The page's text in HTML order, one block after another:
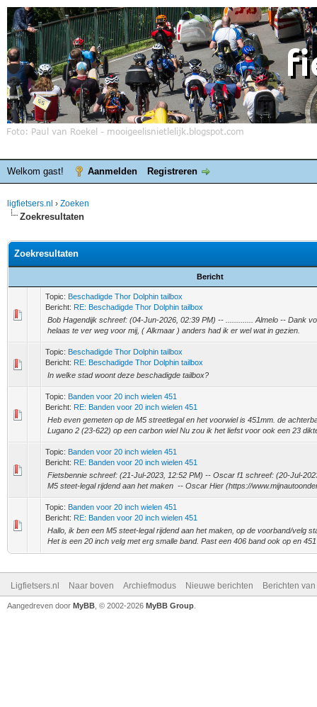
Welkom gast! Aanmelden Registreren
ligfietsers.nl › Zoeken
Zoekresultaten
Zoekresultaten
Bericht
Topic: Beschadigde Thor Dolphin tailbox
Bericht: RE: Beschadigde Thor Dolphin tailbox
Bob Hagendijk schreef: (04-Jun-2026, 02:39 PM) -- ............. Almelo -- Dank
helaas te ver weg voor mij, ( Alkmaar ) anders had ik er wel wat in gezien.
Topic: Beschadigde Thor Dolphin tailbox
Bericht: RE: Beschadigde Thor Dolphin tailbox
In welke stad woont deze beschadigde tailbox?
Topic: Banden voor 20 inch wielen 451
Bericht: RE: Banden voor 20 inch wielen 451
Heb even gemeten op de M5 streetlegal en het voorwiel is 451mm. de
Lugano 2 (23-622) op een carbon wiel Nu zou ik het liefst voor ook een 23
Topic: Banden voor 20 inch wielen 451
Bericht: RE: Banden voor 20 inch wielen 451
Fietsbennie schreef: (21-Jul-2023, 12:52 PM) -- Oscar f1 schreef: (20-Jul-
M5 steet-legal rijdend aan het maken -- Oscar Hier (https://
Topic: Banden voor 20 inch wielen 451
Bericht: RE: Banden voor 20 inch wielen 451
Hallo, ik ben een M5 steet-legal rijdend aan het maken, op de voorband/velg
Het is een 20 inch velg met erg smalle band. Past een 406 band ook op en
Ligfietsers.nl Naar boven Archiefmodus Nieuwe berichten Berichten
Aangedreven door MyBB , © 2002-2026 MyBB Group